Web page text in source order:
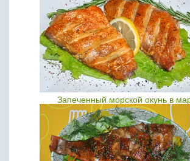
Запеченный морской окунь в